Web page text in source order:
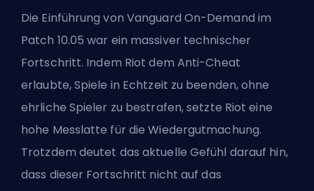
Die Einführung von Vanguard On-Demand im
Patch 10.05 war ein massiver technischer
Fortschritt. Indem Riot dem Anti-Cheat
erlaubte, Spiele in Echtzeit zu beenden, ohne
ehrliche Spieler zu bestrafen, setzte Riot eine
hohe Messlatte für die Wiedergutmachung.
Trotzdem deutet das aktuelle Gefühl darauf hin,
dass dieser Fortschritt nicht auf das